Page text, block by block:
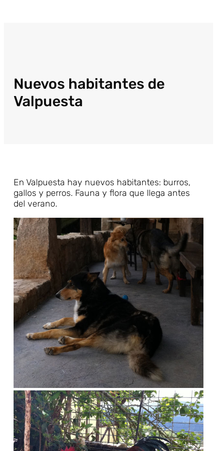
Nuevos habitantes de
Valpuesta
En Valpuesta hay nuevos habitantes: burros,
gallos y perros. Fauna y flora que llega antes
del verano.